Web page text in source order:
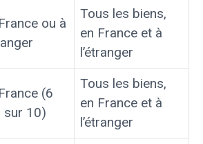
ou à
Tous les biens,
en France et à
l’étranger
(6
sur 10)
Tous les biens,
en France et à
l’étranger